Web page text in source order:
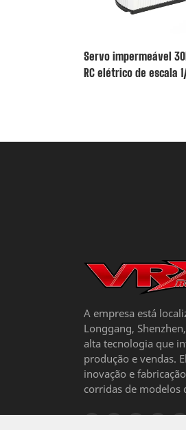
Servo impermeável
RC elétrico de escala
A empresa está
Longgang,
alta tecnologia que
produção e vendas.
inovação e
corridas de modelos